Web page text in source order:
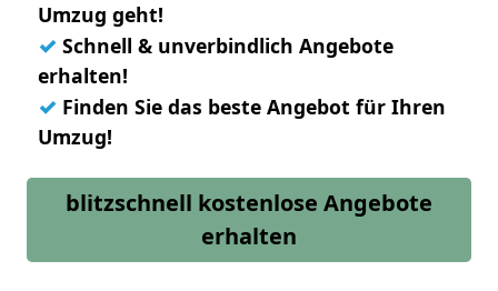
Umzug geht!
✓ Schnell & unverbindlich Angebote
erhalten!
✓ Finden Sie das beste Angebot für Ihren
Umzug!
blitzschnell kostenlose Angebote
erhalten